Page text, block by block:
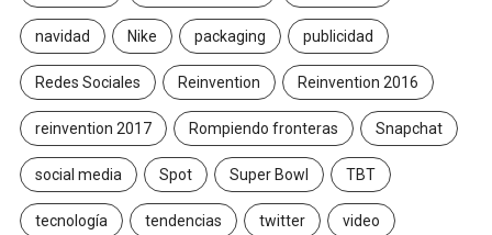
navidad Nike packaging publicidad
Redes Sociales Reinvention Reinvention 2016
reinvention 2017 Rompiendo fronteras Snapchat
social media Spot Super Bowl TBT
tecnología tendencias twitter video